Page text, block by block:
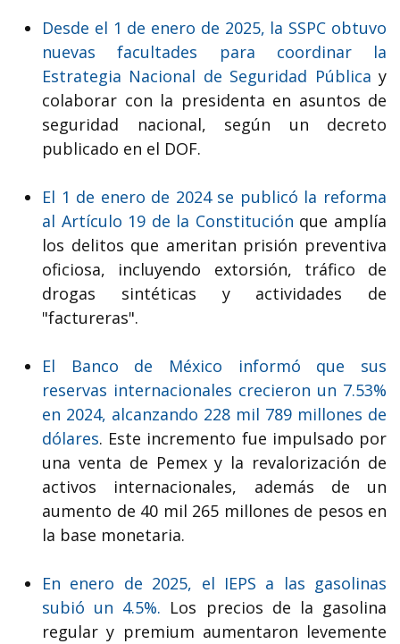
Desde el 1 de enero de 2025, la SSPC obtuvo
nuevas facultades para coordinar la
Estrategia Nacional de Seguridad Pública y
colaborar con la presidenta en asuntos de
seguridad nacional, según un decreto
publicado en el DOF.
El 1 de enero de 2024 se publicó la reforma
al Artículo 19 de la Constitución que amplía
los delitos que ameritan prisión preventiva
oficiosa, incluyendo extorsión, tráfico de
drogas sintéticas y actividades de
"factureras".
​El Banco de México informó que sus
reservas internacionales crecieron un 7.53%
en 2024, alcanzando 228 mil 789 millones de
dólares. Este incremento fue impulsado por
una venta de Pemex y la revalorización de
activos internacionales, además de un
aumento de 40 mil 265 millones de pesos en
la base monetaria.
En enero de 2025, el IEPS a las gasolinas
subió un 4.5%. Los precios de la gasolina
regular y premium aumentaron levemente